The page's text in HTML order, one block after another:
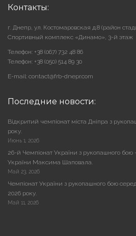
Контакты:
г. Днепр, ул. Костомаровская д.8 (район
Cпортивный комплекс «Динамо», 3-й этаж
Телефон: +38 (067) 732 48 86
Телефон: +38 (050) 514 89 30
E-mail: contact@frb-dnepr.com
Последние новости:
Відкритий чемпіонат міста Дніпра з
року.
Июнь 1, 2026
26-й Чемпіонат України з рукопашного бою
України Максима Шаповала.
Май 23, 2026
Чемпіонат України з рукопашного бою
2026 року.
Май 11, 2026